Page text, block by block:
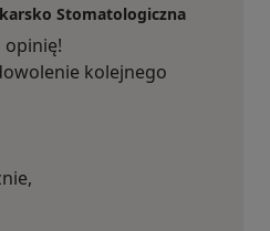
Stomatologiczna
opinię!
kolejnego